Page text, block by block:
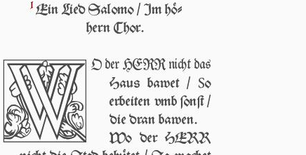
1 Ein Lied Salomo / Im hö-
hern Chor.
WO der HERR nicht das
Haus baw­et / So
er­beiten vmb ſonſt /
die dran bawen.
Wo der HERR